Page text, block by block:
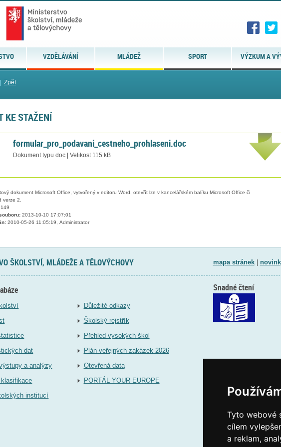
Tyto webové
cílem
a reklam,
VZDĚLÁVÁNÍ MLÁDEŽ SPORT VÝZKUM A
Zpět
KE STAŽENÍ
formular_pro_podavani_cestneho_prohlaseni.doc
Dokument typu doc | Velikost 115 kB
dokument Microsoft Office, vytvořený v editoru Word, otevřít lze v kancelářském balíku Microsoft Office či
verze 2.
2013-10-10 17:07:01
2010-05-26 11:05:19, Administrator
ŠKOLSTVÍ, MLÁDEŽE A TĚLOVÝCHOVY mapa stránek|
dat
a analýzy
institucí
Důležité odkazy
Školský rejstřík
Přehled vysokých škol
Plán veřejných zakázek 2026
Otevřená data
PORTÁL YOUR EUROPE
Snadné čtení